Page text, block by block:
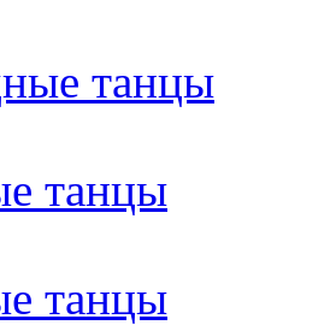
танцы
танцы
танцы